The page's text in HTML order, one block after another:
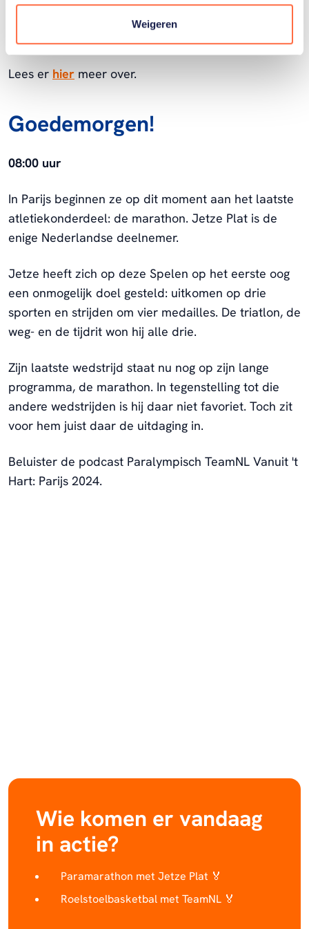
Weigeren
binnen. Dat maakte chef de mission Esther Vergeer
Lees er hier meer over.
Goedemorgen!
08:00 uur
In Parijs beginnen ze op dit moment aan het laatste
atletiekonderdeel: de marathon. Jetze Plat is de
enige Nederlandse deelnemer.
Jetze heeft zich op deze Spelen op het eerste oog
een onmogelijk doel gesteld: uitkomen op drie
sporten en strijden om vier medailles. De triatlon, de
weg- en de tijdrit won hij alle drie.
Zijn laatste wedstrijd staat nu nog op zijn lange
programma, de marathon. In tegenstelling tot die
andere wedstrijden is hij daar niet favoriet. Toch zit
voor hem juist daar de uitdaging in.
Beluister de podcast Paralympisch TeamNL Vanuit 't
Hart: Parijs 2024.
Wie komen er vandaag
in actie?
Paramarathon met Jetze Plat 🏅
Roelstoelbasketbal met TeamNL 🏅